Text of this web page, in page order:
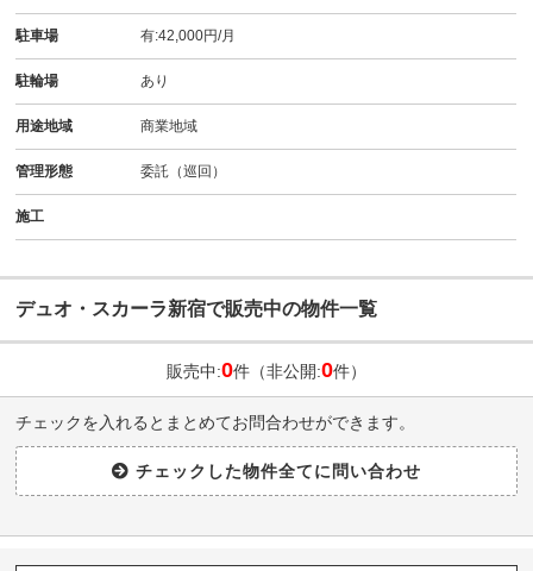
駐車場 有:42,000円/月
駐輪場 あり
用途地域 商業地域
管理形態 委託（巡回）
施工
デュオ・スカーラ新宿で販売中の物件一覧
販売中:0件（非公開:0件）
チェックを入れるとまとめてお問合わせができます。